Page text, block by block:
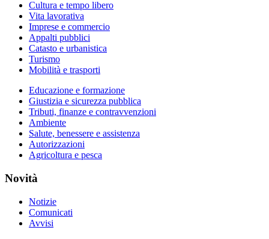
Cultura e tempo libero
Vita lavorativa
Imprese e commercio
Appalti pubblici
Catasto e urbanistica
Turismo
Mobilità e trasporti
Educazione e formazione
Giustizia e sicurezza pubblica
Tributi, finanze e contravvenzioni
Ambiente
Salute, benessere e assistenza
Autorizzazioni
Agricoltura e pesca
Novità
Notizie
Comunicati
Avvisi